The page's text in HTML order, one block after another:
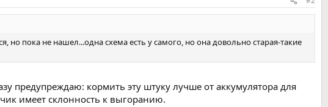
но пока не нашел...одна схема есть у самого, но она довольно старая-такие
предупреждаю: кормить эту штуку лучше от аккумулятора для
имеет склонность к выгоранию.